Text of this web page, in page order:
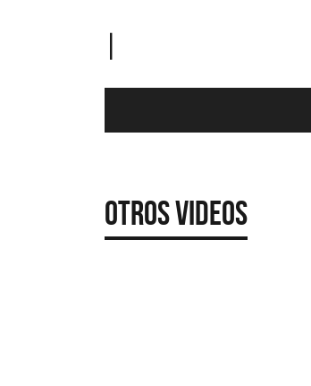
Otros Videos